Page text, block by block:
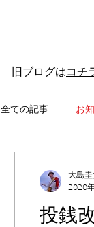
​旧ブログはコチ
全ての記事 お
投銭
大島
2020